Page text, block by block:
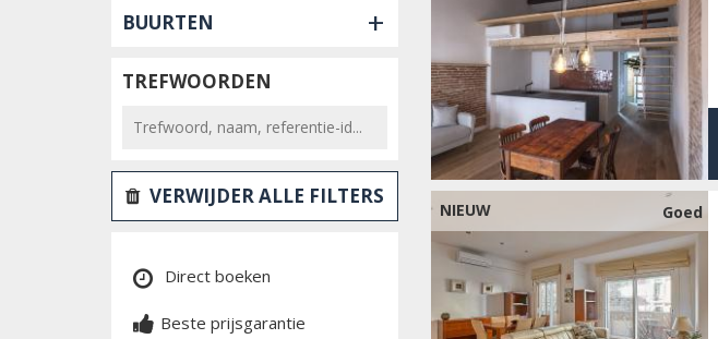
BUURTEN +
TREFWOORDEN
VERWIJDER ALLE FILTERS
Direct boeken
Beste prijsgarantie
NIEUW Goed